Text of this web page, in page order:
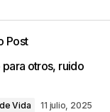
están
Post
otros, ruido
Vida 11 julio, 2025